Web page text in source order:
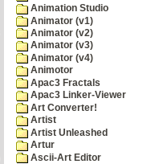
Animation Studio
Animator (v1)
Animator (v2)
Animator (v3)
Animator (v4)
Animotor
Apac3 Fractals
Apac3 Linker-Viewer
Art Converter!
Artist
Artist Unleashed
Artur
Ascii-Art Editor